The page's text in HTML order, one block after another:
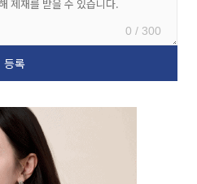
0 / 300